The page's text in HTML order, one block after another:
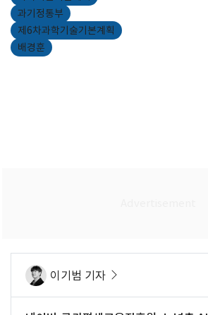
과기정통부
제6차과학기술기본계획
배경훈
이기범 기자